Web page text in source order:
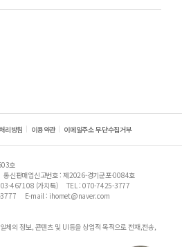
리방침 이용약관 이메일주소 무단수집거부
호
통신판매업신고번호 : 제2026-경기군포-0084호
467108 (가치톡)
TEL : 070-7425-3777
E-mail : ihomet@naver.com
체의 정보, 콘텐츠 및 UI등을 상업적 목적으로 전재,전송,